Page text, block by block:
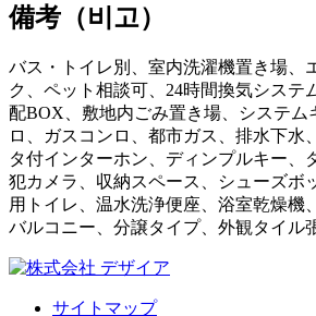
備考（비고）
バス・トイレ別、室内洗濯機置き場、
ク、ペット相談可、24時間換気システ
配BOX、敷地内ごみ置き場、システム
ロ、ガスコンロ、都市ガス、排水下水
タ付インターホン、ディンプルキー、
犯カメラ、収納スペース、シューズボ
用トイレ、温水洗浄便座、浴室乾燥機
バルコニー、分譲タイプ、外観タイル
サイトマップ